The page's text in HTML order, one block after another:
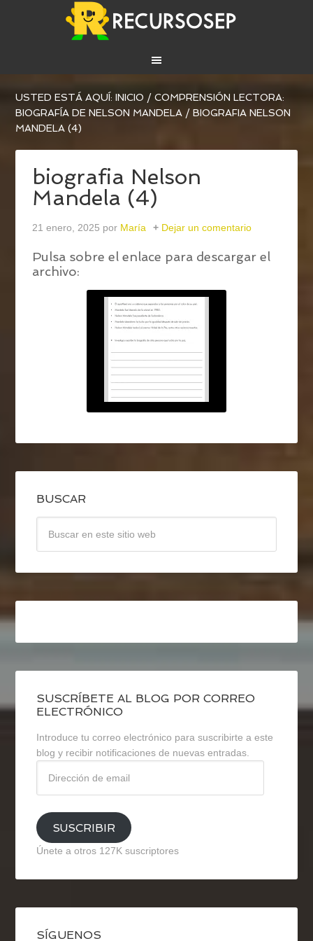
USTED ESTÁ AQUÍ:INICIO / COMPRENSIÓN LECTORA:
BIOGRAFÍA DE NELSON MANDELA / BIOGRAFIA NELSON
MANDELA (4)
biografia Nelson
Mandela (4)
21 enero, 2025 por María Dejar un comentario
Pulsa sobre el enlace para descargar el
archivo:
BUSCAR
SUSCRÍBETE AL BLOG POR CORREO
ELECTRÓNICO
Introduce tu correo electrónico para suscribirte a este
blog y recibir notificaciones de nuevas entradas.
email
SUSCRIBIR
Únete a otros 127K suscriptores
SÍGUENOS